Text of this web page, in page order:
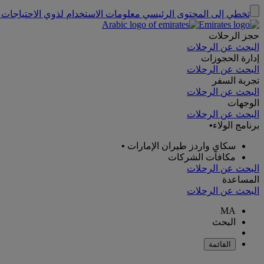
تخطي إلى المحتوى الرئيسي معلومات الاستخدام لذوي
حجز الرحلات
البحث عن الرحلات
إدارة الحجوزات
البحث عن الرحلات
تجربة السفر
البحث عن الرحلات
الوجهات
البحث عن الرحلات
برنامج الولاء•
سكاي واردز طيران الإمارات •
مكافآت الشركات
البحث عن الرحلات
المساعدة
البحث عن الرحلات
MA
البحث
القائمة